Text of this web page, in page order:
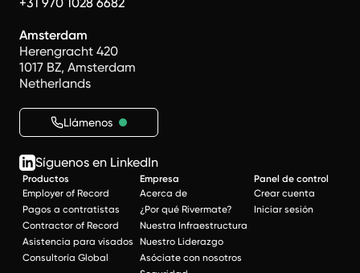
Amsterdam
Herengracht 420
1017 BZ, Amsterdam
Netherlands
Llámenos
Síguenos en LinkedIn
Productos
Employer of Record
Pagos a contratistas
Contractor of Record
Asistencia para visados
Consultoría Global
Empresa
Acerca de
¿Por qué Rivermate?
Nuestra Infraestructura
Nuestro Liderazgo
Asóciate con nosotros
Panel de control
Crear cuenta
Iniciar sesión